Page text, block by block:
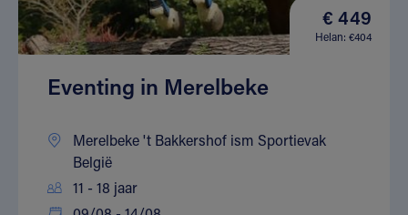
€ 449
Helan: €404
Eventing in Merelbeke
Merelbeke 't Bakkershof ism Sportievak
België
11 - 18 jaar